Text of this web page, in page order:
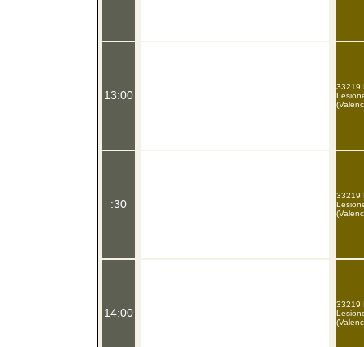
13:00
:30
14:00
33219
33219
33219